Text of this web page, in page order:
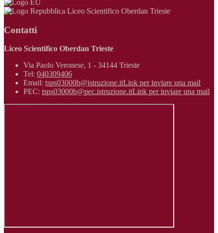
Liceo Scientifico Oberdan Trieste
Contatti
Liceo Scientifico Oberdan Trieste
Via Paolo Veronese, 1 - 34144 Trieste
Tel: 040309406
Email: tsps03000b@istruzione.itLink per inviare una mail
PEC: tsps03000b@pec.istruzione.itLink per inviare una mail